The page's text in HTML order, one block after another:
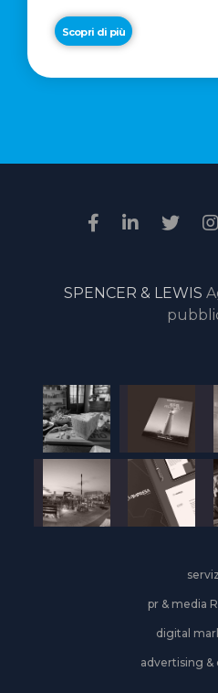
Scopri di più
SPENCER & LEWIS
pr & media
digital
advertising &